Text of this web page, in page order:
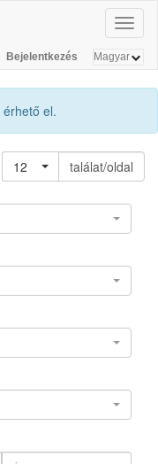
Bejelentkezés
érhető el.
12
találat/oldal